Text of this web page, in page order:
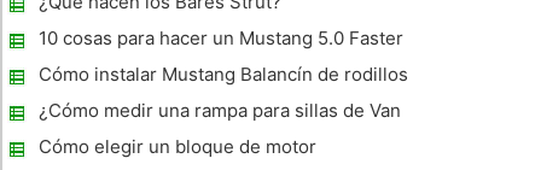
10 cosas para hacer un Mustang 5.0 Faster
Cómo instalar Mustang Balancín de rodillos
¿Cómo medir una rampa para sillas de Van
Cómo elegir un bloque de motor